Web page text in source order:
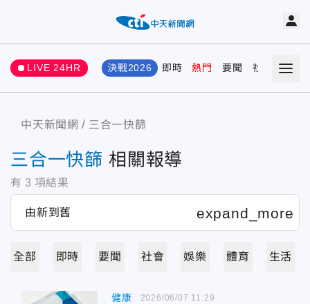
LIVE 24HR 決戰2026 即時 熱門 要聞 社會 娛樂
中天新聞網 三合一快篩
三合一快篩 相關報導
有 3 項結果
全部 即時 要聞 社會 娛樂 體育 生活
健康 2026/06/07 11:29